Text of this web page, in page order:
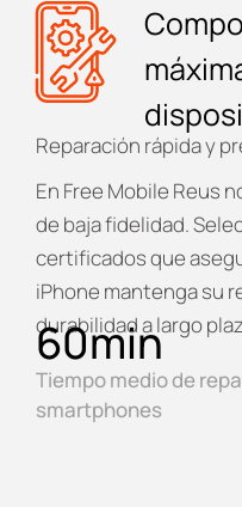
Reparación rápida y
En Free Mobile Reus
de baja fidelidad.
certificados que
iPhone mantenga su
durabilidad a largo
Tiempo medio de
smartphones
60min